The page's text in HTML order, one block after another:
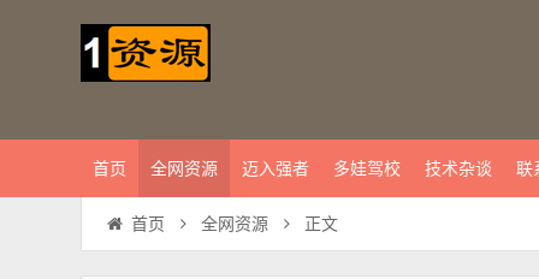
首页 全网资源 迈入强者 多娃驾校 技术杂谈 联
首页 全网资源 正文